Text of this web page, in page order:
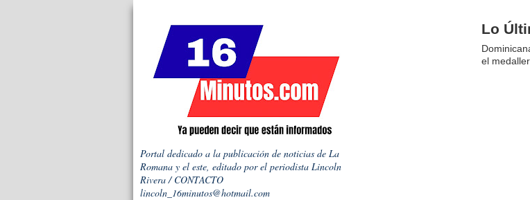
Portal dedicado a la publicación de noticias de La
Romana y el este, editado por el periodista Lincoln
Rivera / CONTACTO
lincoln_16minutos@hotmail.com
Lo
el